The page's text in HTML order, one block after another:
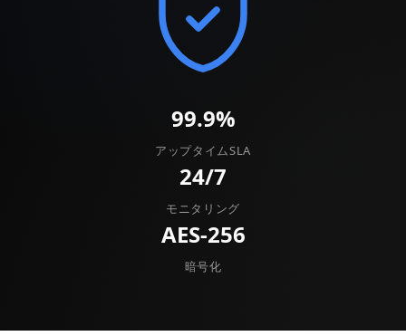
99.9%
アップタイムSLA
24/7
モニタリング
AES-256
暗号化